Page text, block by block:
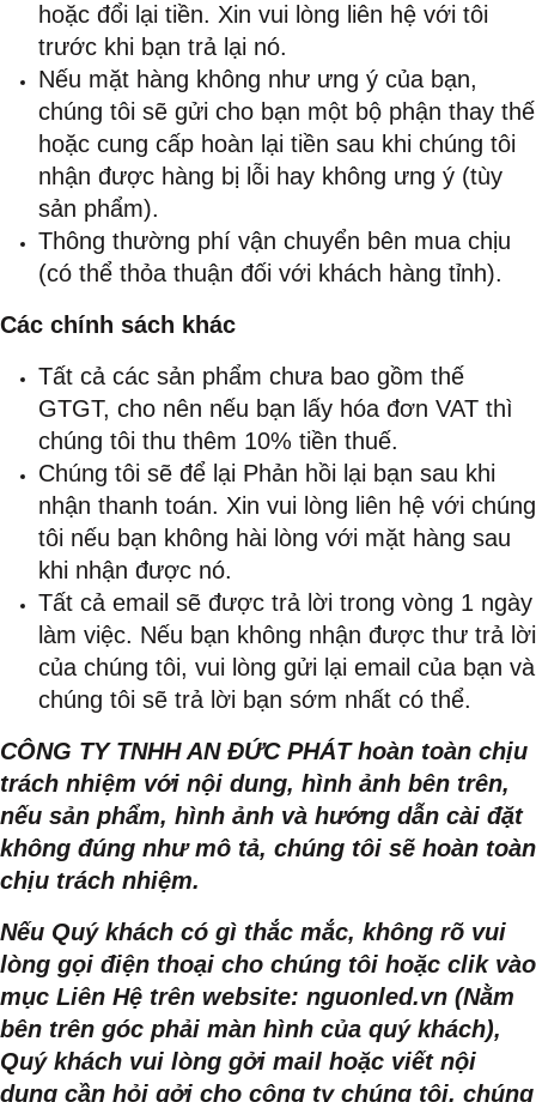
hoặc đổi lại tiền. Xin vui lòng liên hệ với tôi
trước khi bạn trả lại nó.
Nếu mặt hàng không như ưng ý của bạn,
chúng tôi sẽ gửi cho bạn một bộ phận thay thế
hoặc cung cấp hoàn lại tiền sau khi chúng tôi
nhận được hàng bị lỗi hay không ưng ý (tùy
sản phẩm).
Thông thường phí vận chuyển bên mua chịu
(có thể thỏa thuận đối với khách hàng tỉnh).
Các chính sách khác
Tất cả các sản phẩm chưa bao gồm thế
GTGT, cho nên nếu bạn lấy hóa đơn VAT thì
chúng tôi thu thêm 10% tiền thuế.
Chúng tôi sẽ để lại Phản hồi lại bạn sau khi
nhận thanh toán. Xin vui lòng liên hệ với chúng
tôi nếu bạn không hài lòng với mặt hàng sau
khi nhận được nó.
Tất cả email sẽ được trả lời trong vòng 1 ngày
làm việc. Nếu bạn không nhận được thư trả lời
của chúng tôi, vui lòng gửi lại email của bạn và
chúng tôi sẽ trả lời bạn sớm nhất có thể.
CÔNG TY TNHH AN ĐỨC PHÁT hoàn toàn chịu
trách nhiệm với nội dung, hình ảnh bên trên,
nếu sản phẩm, hình ảnh và hướng dẫn cài đặt
không đúng như mô tả, chúng tôi sẽ hoàn toàn
chịu trách nhiệm.
Nếu Quý khách có gì thắc mắc, không rõ vui
lòng gọi điện thoại cho chúng tôi hoặc clik vào
mục Liên Hệ trên website: nguonled.vn (Nằm
bên trên góc phải màn hình của quý khách),
Quý khách vui lòng gởi mail hoặc viết nội
dung cần hỏi gởi cho công ty chúng tôi, chúng